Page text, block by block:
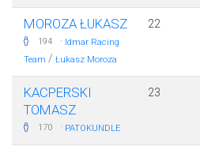
MOROZA ŁUKASZ
194 · Idmar Racing
Team / Łukasz Moroza
22
KACPERSKI
TOMASZ
170 · PATOKUNDLE
23